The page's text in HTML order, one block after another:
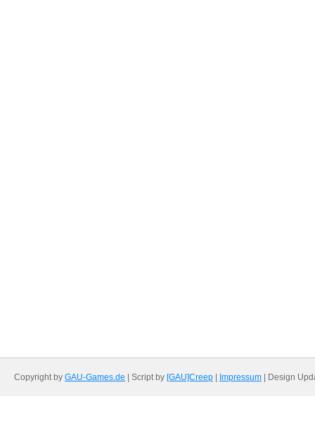
Copyright by GAU-Games.de | Script by [GAU]Creep Impressum | Design